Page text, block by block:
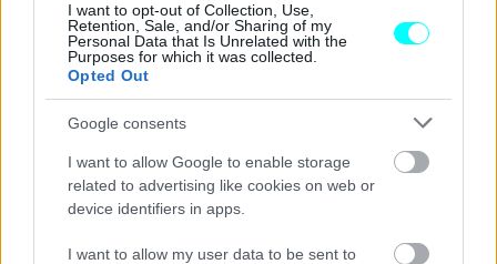
I want to opt-out of Collection, Use,
Retention, Sale, and/or Sharing of my
Personal Data that Is Unrelated with the
Purposes for which it was collected.
Opted Out
Google consents
I want to allow Google to enable storage
related to advertising like cookies on web or
device identifiers in apps.
I want to allow my user data to be sent to